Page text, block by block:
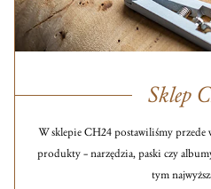
Sklep
W sklepie CH24 postawiliśmy
produkty – narzędzia, paski czy
tym